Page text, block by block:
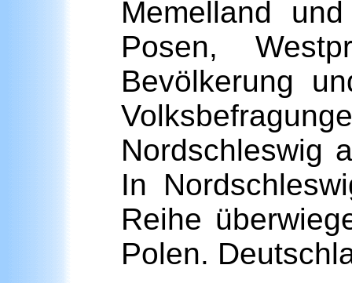
Memelland
Posen,
Bevölkerung
Nordschleswig
In
Reihe
Polen.